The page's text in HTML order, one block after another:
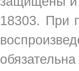
18303. При